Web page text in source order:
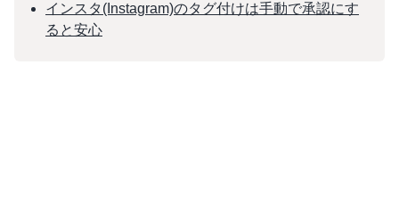
インスタ(Instagram)のタグ付けは手動で承認にす
ると安心